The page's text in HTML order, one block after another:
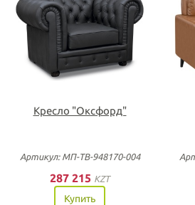
Кресло "Оксфорд"
Артикул: МП-ТВ-948170-004
287 215 KZT
Купить